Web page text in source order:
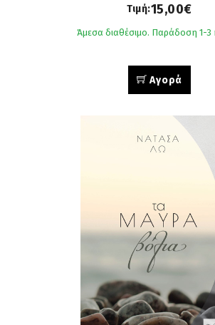
Τιμή:15,00€
Άμεσα διαθέσιμο. Παράδοση 1-3
Αγορά